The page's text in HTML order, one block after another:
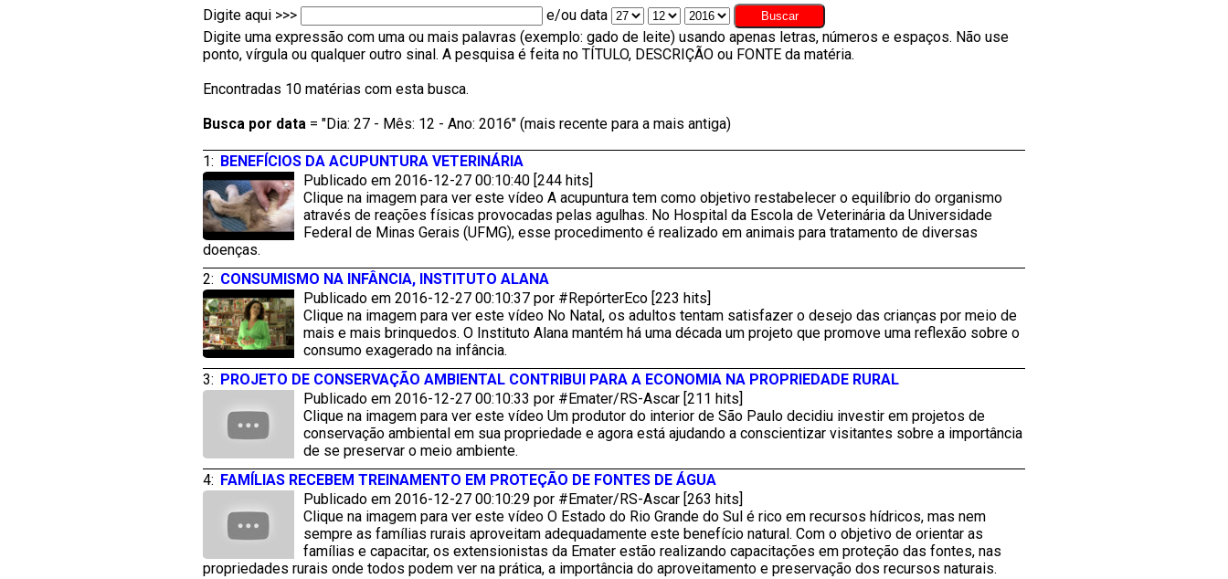
Digite aqui >>>
e/ou data
Digite uma expressão com uma ou mais palavras (exemplo: gado de leite) usando apenas letras, números e espaços. Não use
ponto, vírgula ou qualquer outro sinal. A pesquisa é feita no TÍTULO, DESCRIÇÃO ou FONTE da matéria.
Encontradas 10 matérias com esta busca.
Busca por data = "Dia: 27 - Mês: 12 - Ano: 2016" (mais recente para a mais antiga)
1: BENEFÍCIOS DA ACUPUNTURA VETERINÁRIA
Publicado em 2016-12-27 00:10:40 [244 hits]
Clique na imagem para ver este vídeo A acupuntura tem como objetivo restabelecer o equilíbrio do organismo
através de reações físicas provocadas pelas agulhas. No Hospital da Escola de Veterinária da Universidade
Federal de Minas Gerais (UFMG), esse procedimento é realizado em animais para tratamento de diversas
doenças.
2: CONSUMISMO NA INFÂNCIA, INSTITUTO ALANA
Publicado em 2016-12-27 00:10:37 por #RepórterEco [223 hits]
Clique na imagem para ver este vídeo No Natal, os adultos tentam satisfazer o desejo das crianças por meio de
mais e mais brinquedos. O Instituto Alana mantém há uma década um projeto que promove uma reflexão sobre o
consumo exagerado na infância.
3: PROJETO DE CONSERVAÇÃO AMBIENTAL CONTRIBUI PARA A ECONOMIA NA PROPRIEDADE RURAL
Publicado em 2016-12-27 00:10:33 por #Emater/RS-Ascar [211 hits]
Clique na imagem para ver este vídeo Um produtor do interior de São Paulo decidiu investir em projetos de
conservação ambiental em sua propriedade e agora está ajudando a conscientizar visitantes sobre a importância
de se preservar o meio ambiente.
4: FAMÍLIAS RECEBEM TREINAMENTO EM PROTEÇÃO DE FONTES DE ÁGUA
Publicado em 2016-12-27 00:10:29 por #Emater/RS-Ascar [263 hits]
Clique na imagem para ver este vídeo O Estado do Rio Grande do Sul é rico em recursos hídricos, mas nem
sempre as famílias rurais aproveitam adequadamente este benefício natural. Com o objetivo de orientar as
famílias e capacitar, os extensionistas da Emater estão realizando capacitações em proteção das fontes, nas
propriedades rurais onde todos podem ver na prática, a importância do aproveitamento e preservação dos recursos naturais.